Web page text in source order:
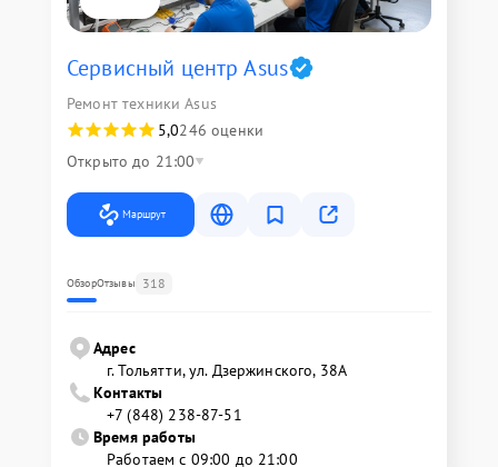
Сервисный центр Asus
Ремонт техники Asus
5,0246 оценки
Открыто до 21:00
Маршрут
ОбзорОтзывы 318
Адрес
г. Тольятти, ул. Дзержинского, 38А
Контакты
+7 (848) 238-87-51
Время работы
Работаем с 09:00 до 21:00